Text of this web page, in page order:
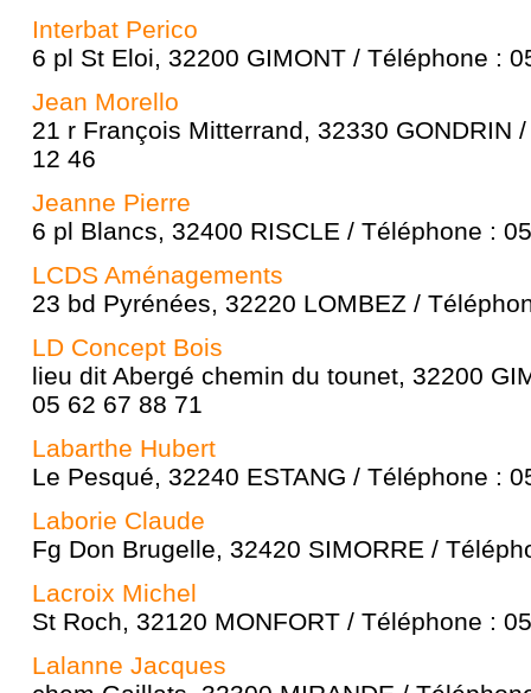
Interbat Perico
6 pl St Eloi, 32200 GIMONT / Téléphone :
Jean Morello
21 r François Mitterrand, 32330 GONDRIN
12 46
Jeanne Pierre
6 pl Blancs, 32400 RISCLE / Téléphone :
LCDS Aménagements
23 bd Pyrénées, 32220 LOMBEZ /
LD Concept Bois
lieu dit Abergé chemin du tounet, 32200
05 62 67 88 71
Labarthe Hubert
Le Pesqué, 32240 ESTANG / Téléphone :
Laborie Claude
Fg Don Brugelle, 32420 SIMORRE /
Lacroix Michel
St Roch, 32120 MONFORT / Téléphone :
Lalanne Jacques